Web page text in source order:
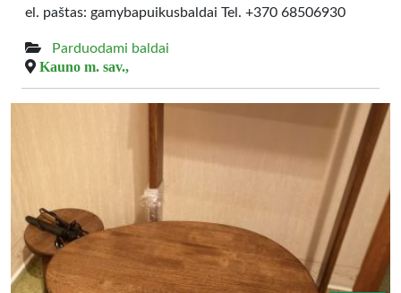
el. paštas: gamybapuikusbaldai Tel. +370 68506930
Parduodami baldai
Kauno m. sav.,